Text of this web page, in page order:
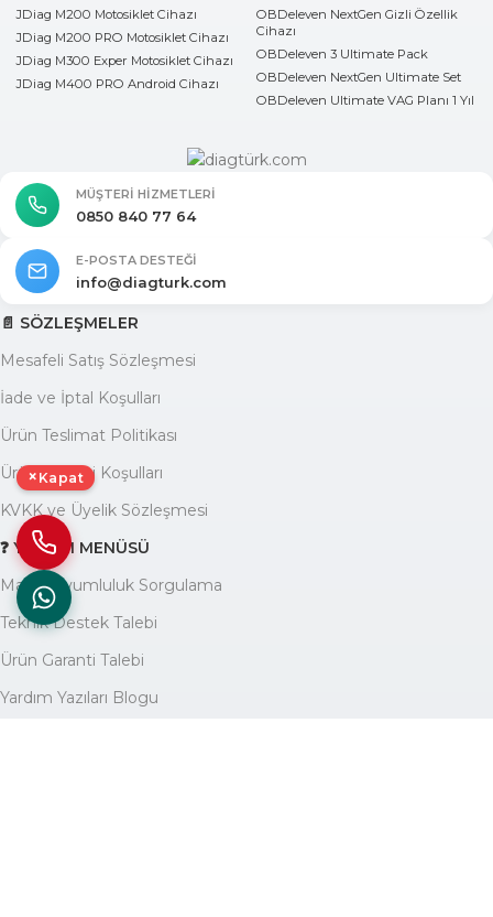
JDiag M200 Motosiklet Cihazı
JDiag M200 PRO Motosiklet Cihazı
JDiag M300 Exper Motosiklet Cihazı
JDiag M400 PRO Android Cihazı
OBDeleven NextGen Gizli Özellik
Cihazı
OBDeleven 3 Ultimate Pack
OBDeleven NextGen Ultimate Set
OBDeleven Ultimate VAG Planı 1 Yıl
MÜŞTERI HIZMETLERI
0850 840 77 64
E-POSTA DESTEĞI
info@diagturk.com
📄 SÖZLEŞMELER
Mesafeli Satış Sözleşmesi
İade ve İptal Koşulları
Ürün Teslimat Politikası
Ürün Garanti Koşulları
KVKK ve Üyelik Sözleşmesi
❓ YARDIM MENÜSÜ
Marka Uyumluluk Sorgulama
Teknik Destek Talebi
Ürün Garanti Talebi
Yardım Yazıları Blogu
× Kapat